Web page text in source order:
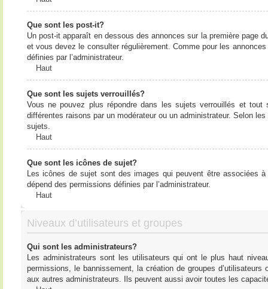
Que sont les post-it?
Un post-it apparaît en dessous des annonces sur la première page
et vous devez le consulter régulièrement. Comme pour les
définies par l’administrateur.
Haut
Que sont les sujets verrouillés?
Vous ne pouvez plus répondre dans les sujets verrouillés et
différentes raisons par un modérateur ou un administrateur. Selon
sujets.
Haut
Que sont les icônes de sujet?
Les icônes de sujet sont des images qui peuvent être associées
dépend des permissions définies par l’administrateur.
Haut
Niveaux d’utilisateurs et groupes
Qui sont les administrateurs?
Les administrateurs sont les utilisateurs qui ont le plus haut
permissions, le bannissement, la création de groupes
aux autres administrateurs. Ils peuvent aussi avoir toutes les